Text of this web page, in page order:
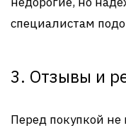
специалистам
3. Отзывы и
Перед покупкой не